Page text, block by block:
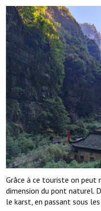
Grâce à ce touriste on peut
dimension du pont naturel.
le karst, en passant sous